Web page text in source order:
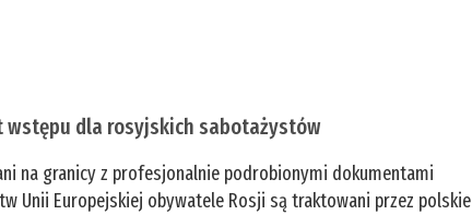
wstępu dla rosyjskich sabotażystów
na granicy z profesjonalnie podrobionymi dokumentami
Unii Europejskiej obywatele Rosji są traktowani przez polskie